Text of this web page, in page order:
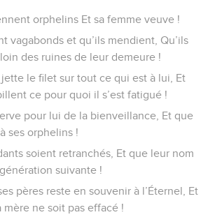
orphelins Et sa femme veuve !
vagabonds et qu’ils mendient, Qu’ils
des ruines de leur demeure !
le filet sur tout ce qui est à lui, Et
ce pour quoi il s’est fatigué !
pour lui de la bienveillance, Et que
ses orphelins !
soient retranchés, Et que leur nom
suivante !
pères reste en souvenir à l’Éternel, Et
ne soit pas effacé !